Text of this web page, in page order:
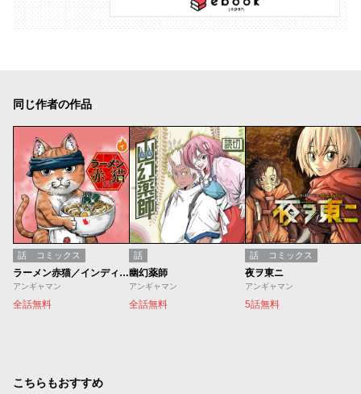
同じ作者の作品
話 コミックス
ラーメン赤猫／インディーズ版
アンギャマン
全話無料
話
幽幻薬師
アンギャマン
全話無料
話 コミックス
夜ヲ東ニ
アンギャマン
5話無料
こちらもおすすめ